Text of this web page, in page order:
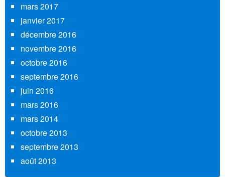
mars 2017
janvier 2017
décembre 2016
novembre 2016
octobre 2016
septembre 2016
juin 2016
mars 2016
mars 2014
octobre 2013
septembre 2013
août 2013